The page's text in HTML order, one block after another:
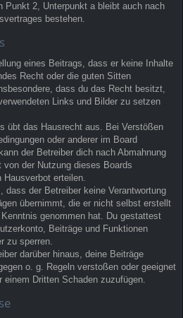
Punkt 2, Unterpunkt a bleibt auch nach
bestehen.
eines Beitrags, dass er keine Inhalte
Recht oder die guten Sitten
dass du das Recht besitzt,
Links und Bilder zu setzen
übt das Hausrecht aus. Bei Verstößen
oder anderer im Board
der Betreiber dich nach Abmahnung
von der Nutzung dieses Boards
erteilen.
dass der Betreiber keine Verantwortung
übernimmt, die er nicht selbst erstellt
genommen hat. Du gestattest
Beiträge und Funktionen
zu sperren.
darüber hinaus, deine Beiträge
o. g. Regeln verstoßen oder geeignet
einem Dritten Schaden zuzufügen.